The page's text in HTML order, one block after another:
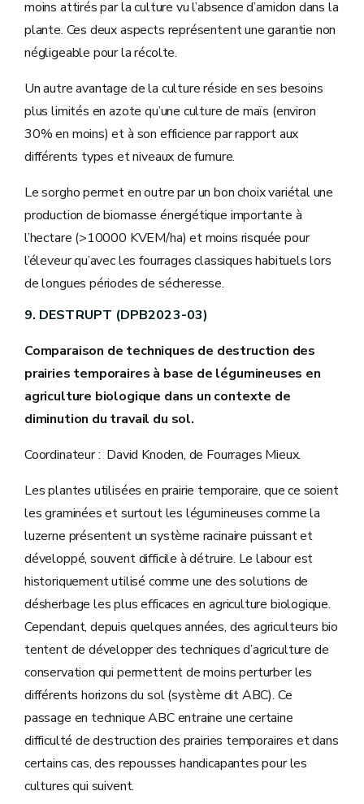
moins attirés par la culture vu l’absence d’amidon dans la
plante. Ces deux aspects représentent une garantie non
négligeable pour la récolte.
Un autre avantage de la culture réside en ses besoins
plus limités en azote qu’une culture de maïs (environ
30% en moins) et à son efficience par rapport aux
différents types et niveaux de fumure.
Le sorgho permet en outre par un bon choix variétal une
production de biomasse énergétique importante à
l’hectare (>10000 KVEM/ha) et moins risquée pour
l’éleveur qu’avec les fourrages classiques habituels lors
de longues périodes de sécheresse.
9. DESTRUPT (DPB2023-03)
Comparaison de techniques de destruction des
prairies temporaires à base de légumineuses en
agriculture biologique dans un contexte de
diminution du travail du sol.
Coordinateur : David Knoden, de Fourrages Mieux.
Les plantes utilisées en prairie temporaire, que ce soient
les graminées et surtout les légumineuses comme la
luzerne présentent un système racinaire puissant et
développé, souvent difficile à détruire. Le labour est
historiquement utilisé comme une des solutions de
désherbage les plus efficaces en agriculture biologique.
Cependant, depuis quelques années, des agriculteurs bio
tentent de développer des techniques d’agriculture de
conservation qui permettent de moins perturber les
différents horizons du sol (système dit ABC). Ce
passage en technique ABC entraine une certaine
difficulté de destruction des prairies temporaires et dans
certains cas, des repousses handicapantes pour les
cultures qui suivent.